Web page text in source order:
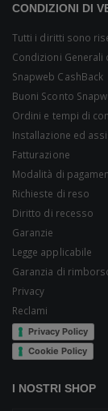
CONDIZIONI DI
Tutti i diritti sono
Condizioni Generali
Snapweb CashBack
Buoni Sconto
Ordini e tempi di
Installazione ed
Fatturazione
Modalità di
Richieste di reso
Diritto di recesso
Garanzie
Legge applicabile
Garanzia di
Privacy
Reclami
Privacy Policy
Cookie Policy
I NOSTRI SHOP